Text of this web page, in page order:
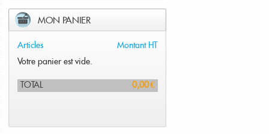
MON PANIER
Articles
Montant HT
Votre panier est vide.
TOTAL 0,00 €